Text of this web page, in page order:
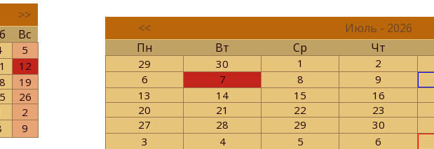
>>
Вс
5
12
19
26
2
9
<< Июль - 2026
Пн
Вт Ср Чт
29 30 1 2
6
7 8 9
13
14 15 16
20
21 22 23
27
28 29 30
3
4 5 6